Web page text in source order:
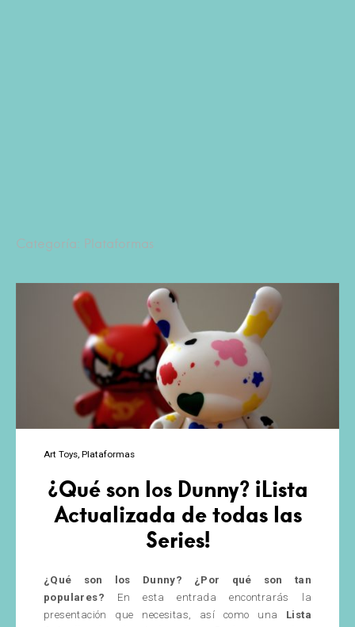
Categoría: Plataformas
Art Toys Plataformas
¿Qué son los Dunny? ¡Lista
Actualizada de todas las
Series!
¿Qué son los Dunny? ¿Por qué son tan
populares? En esta entrada encontrarás la
presentación que necesitas, así como una Lista